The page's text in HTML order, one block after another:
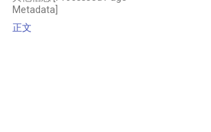
Metadata]
正文